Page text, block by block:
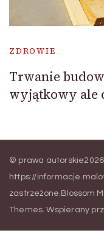
ZDROWIE
Trwanie
wyjątkowy ale
© prawa autorskie2026
https://
zastrzeżone. Blossom
Themes Wspierany